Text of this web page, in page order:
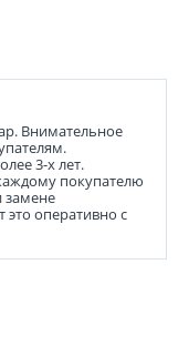
Внимательное
3-х лет.
покупателю
замене
это оперативно с